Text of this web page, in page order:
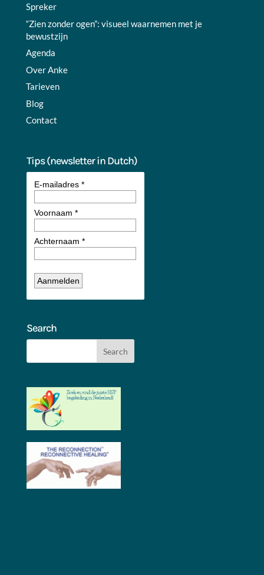
Spreker
“Zien zonder ogen”: visueel waarnemen met je
bewustzijn
Agenda
Over Anke
Tarieven
Blog
Contact
Tips (newsletter in Dutch)
Search